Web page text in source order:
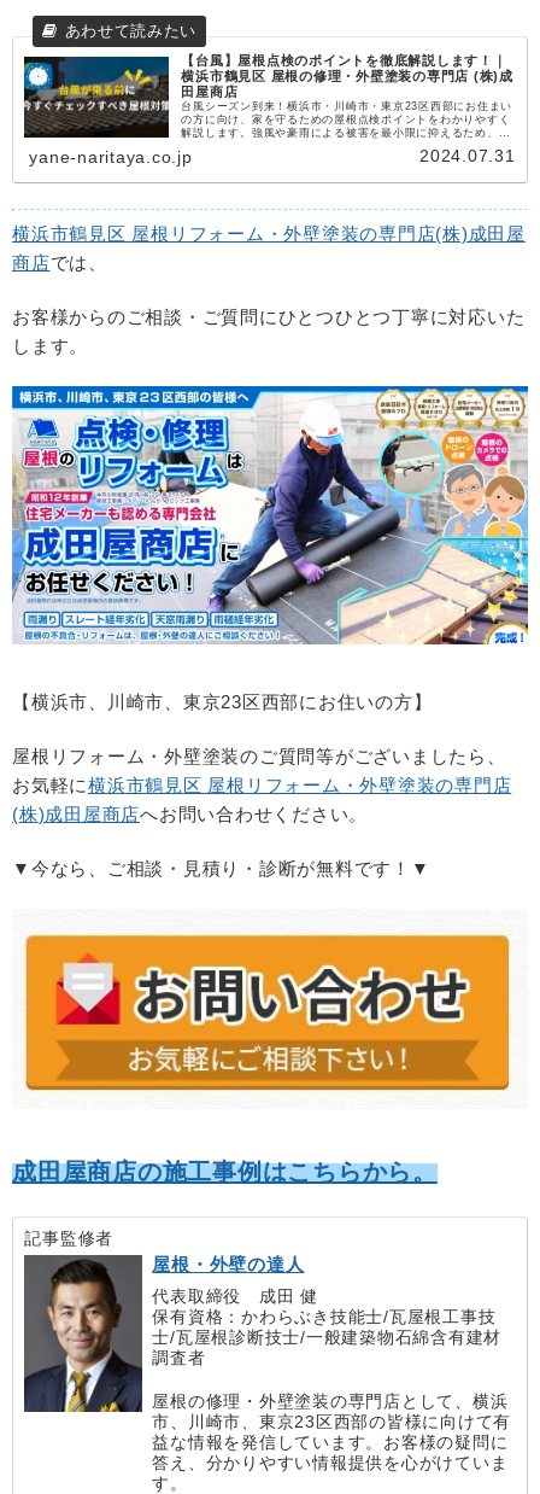
【台風】屋根点検のポイントを徹底解説します！｜
横浜市鶴見区 屋根の修理・外壁塗装の専門店 (株)成
田屋商店
台風シーズン到来！横浜市・川崎市・東京23区西部にお住まい
の方に向け、家を守るための屋根点検ポイントをわかりやすく
解説します。強風や豪雨による被害を最小限に抑えるため、今
はの視点でお伝えします。無料相談・見積りも実施中！家を守
yane-naritaya.co.jp 2024.07.31
横浜市鶴見区 屋根リフォーム・外壁塗装の専門店(株)成田屋
商店では、
お客様からのご相談・ご質問にひとつひとつ丁寧に対応いた
します。
【横浜市、川崎市、東京23区西部にお住いの方】
屋根リフォーム・外壁塗装のご質問等がございましたら、
お気軽に横浜市鶴見区 屋根リフォーム・外壁塗装の専門店
(株)成田屋商店へお問い合わせください。
▼今なら、ご相談・見積り・診断が無料です！▼
成田屋商店の施工事例はこちらから。
記事監修者
屋根・外壁の達人
代表取締役 成田 健
保有資格：かわらぶき技能士/瓦屋根工事技
士/瓦屋根診断技士/一般建築物石綿含有建材
調査者
屋根の修理・外壁塗装の専門店として、横浜
市、川崎市、東京23区西部の皆様に向けて有
益な情報を発信しています。お客様の疑問に
答え、分かりやすい情報提供を心がけていま
す。